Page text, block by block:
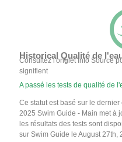
Historical Qualité de
Consultez l'onglet Info Source
signifient
A passé les tests de qualité de
Ce statut est basé sur le
2025 Swim Guide - Main met à
les résultats des tests sont
sur Swim Guide le August 27th,